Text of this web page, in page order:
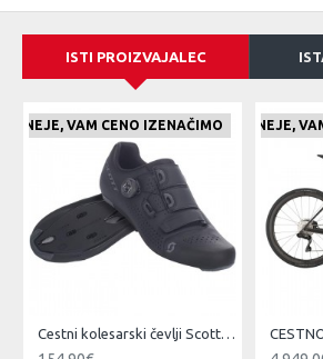
preprosto pozabili na prevožene kilometre.
Addict HMF Carbon, Endurance geometry /
Hanger, Internal cable routing, Syncros
Prednje vzmetenje / vilica
Addict HMF, 1 1/4"-1 1/2" Eccentric Carbon
Zadnji menjalnik
Shimano 105 Di2 RD-R7150, 24 pr,
Prestavne ročice
ISTI PROIZVAJALEC
VAM CENO IZENAČIMO
Cestni kolesarski čevlji Scott Team BOA čr/tsi
ČE NAJDETE IZDELEK KJE CENEJE,ČE